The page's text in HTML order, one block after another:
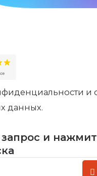
и
данных.
и